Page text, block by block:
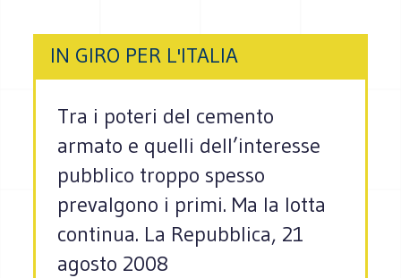
IN GIRO PER L'ITALIA
Tra i poteri del cemento
armato e quelli dell’interesse
pubblico troppo spesso
prevalgono i primi. Ma la lotta
continua. La Repubblica, 21
agosto 2008